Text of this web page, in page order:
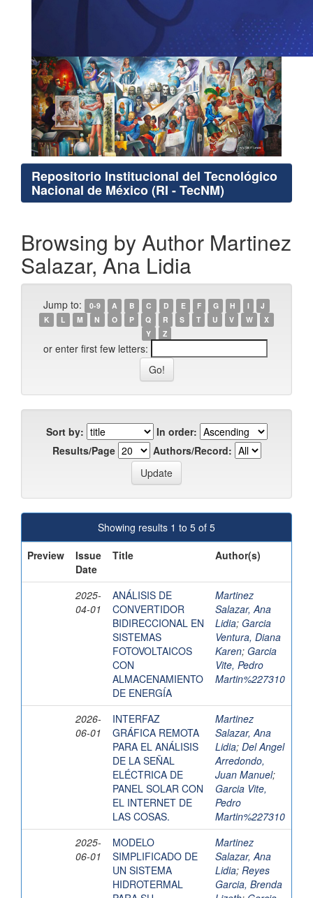
Repositorio Institucional del Tecnológico
Nacional de México (RI - TecNM)
Browsing by Author Martinez
Salazar, Ana Lidia
Jump to: 0-9 A B C D E F G H I
J
K
L M N O P Q R S T U V W
X
Y
Z
or enter first few letters:
Sort by:
In order:
Results/Page
Authors/Record:
Showing results 1 to 5 of 5
Preview
Issue
Date
Title Author(s)
2025-
04-01
ANÁLISIS DE
CONVERTIDOR
BIDIRECCIONAL EN
SISTEMAS
FOTOVOLTAICOS
CON
ALMACENAMIENTO
DE ENERGÍA
Martinez
Salazar, Ana
Lidia; Garcia
Ventura, Diana
Karen; Garcia
Vite, Pedro
Martin%227310
2026-
06-01
INTERFAZ
GRÁFICA REMOTA
PARA EL ANÁLISIS
DE LA SEÑAL
ELÉCTRICA DE
PANEL SOLAR CON
EL INTERNET DE
LAS COSAS.
Martinez
Salazar, Ana
Lidia; Del Angel
Arredondo,
Juan Manuel;
Garcia Vite,
Pedro
Martin%227310
2025-
06-01
MODELO
SIMPLIFICADO DE
UN SISTEMA
HIDROTERMAL
Martinez
Salazar, Ana
Lidia; Reyes
Garcia, Brenda